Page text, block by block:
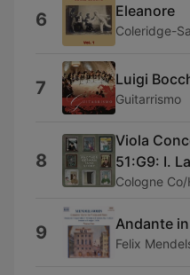
6 Eleanore
Coleridge-
7 Luigi
Guitarrismo
8
Viola
51:G9: I.
Cologne
9 Andante
Felix